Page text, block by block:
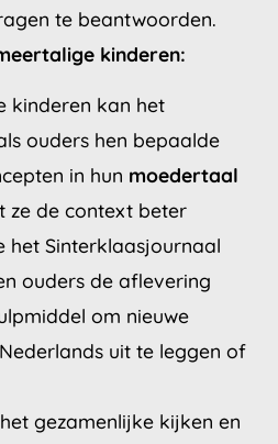
te beantwoorden.
kinderen:
kinderen kan het
ouders hen bepaalde
in hun moedertaal
ze de context beter
het Sinterklaasjournaal
ouders de aflevering
om nieuwe
uit te leggen of
gezamenlijke kijken en